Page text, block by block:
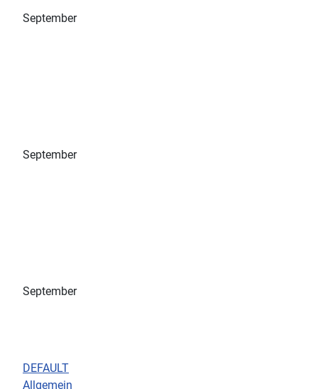
September
September
September
DEFAULT
Allgemein